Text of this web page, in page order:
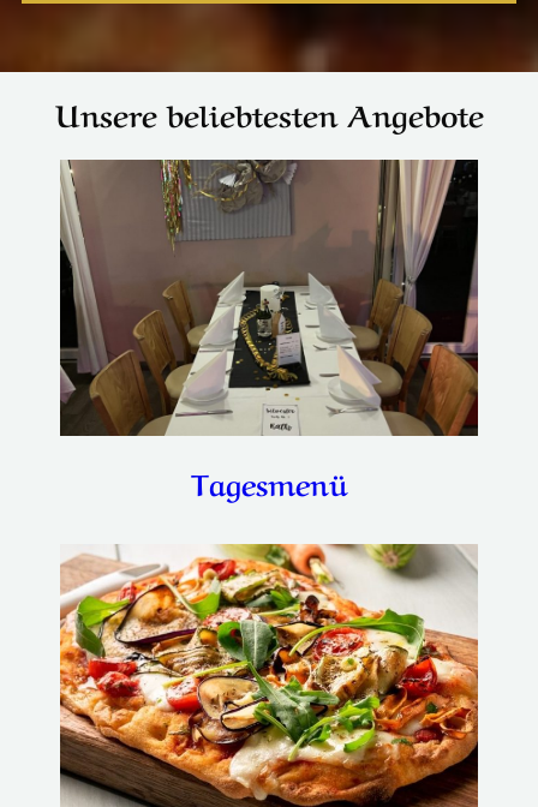
Unsere beliebtesten Angebote
Tagesmenü